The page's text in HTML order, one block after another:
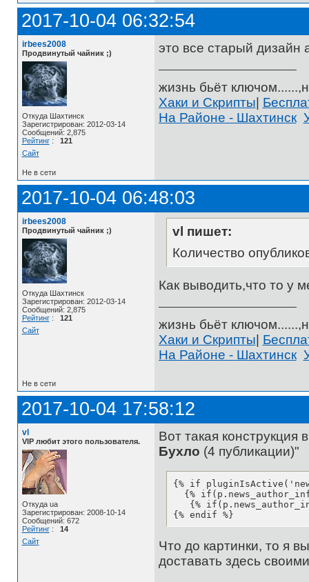
2017-10-04 06:32:54
irbees2008
Продвинутый чайник ;)
Откуда Шахтинск
Зарегистрирован: 2012-03-14
Сообщений: 2,875
Рейтинг: 121
Сайт
это все старый дизайн
жизнь бьёт
Хаки и Скрипты|
На Районе - Шахтинск
Не в сети
2017-10-04 06:48:03
irbees2008
Продвинутый чайник ;)
Откуда Шахтинск
Зарегистрирован: 2012-03-14
Сообщений: 2,875
Рейтинг: 121
Сайт
vl пишет:
Количество
Как выводить,что то у
жизнь бьёт
Хаки и Скрипты|
На Районе - Шахтинск
Не в сети
2017-10-04 17:58:12
vl
VIP любит этого пользователя.
Откуда ua
Зарегистрирован: 2008-10-14
Сообщений: 672
Рейтинг: 14
Сайт
Вот такая конструкция
Бухло (4 публикации)"
{% if
{%
{%
{% endif %}
Что до картинки, то я
доставать здесь